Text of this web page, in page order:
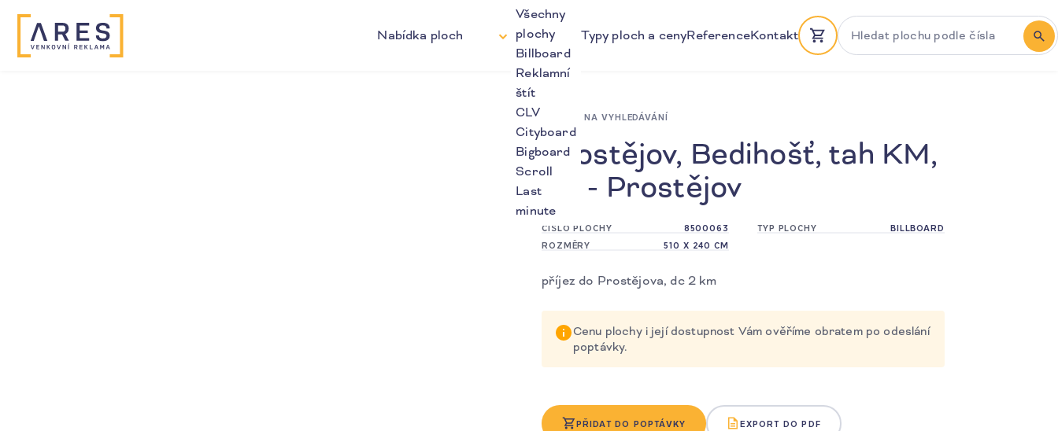
Nabídka ploch
Všechny
plochy
Billboard
Reklamní
štít
CLV
Cityboard
Bigboard
Scroll
Last
minute
Typy ploch a cenyReferenceKontakt
ZPĚT NA VYHLEDÁVÁNÍ
Prostějov, Bedihošť, tah KM,
ZL - Prostějov
ČÍSLO PLOCHY 8500063 TYP PLOCHY
BILLBOARD
ROZMĚRY
510 X 240 CM
příjez do Prostějova, dc 2 km
Cenu plochy i její dostupnost Vám ověříme obratem po odeslání
poptávky.
PŘIDAT DO POPTÁVKY EXPORT DO PDF